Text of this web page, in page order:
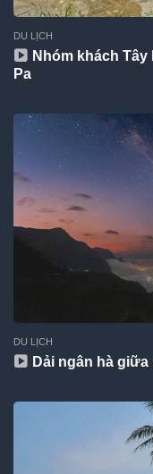
DU LỊCH
Nhóm khách Tây
Pa
DU LỊCH
Dải ngân hà